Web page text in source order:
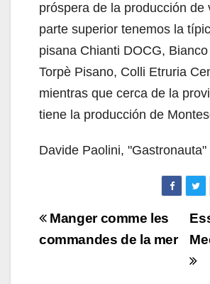
próspera de la producción de
parte superior tenemos la
pisana Chianti DOCG,
Torpè Pisano, Colli Etruria
mientras que cerca de la
tiene la producción de
Davide Paolini, "Gastronauta"
Navigazione
articoli
Manger comme les
commandes de la mer